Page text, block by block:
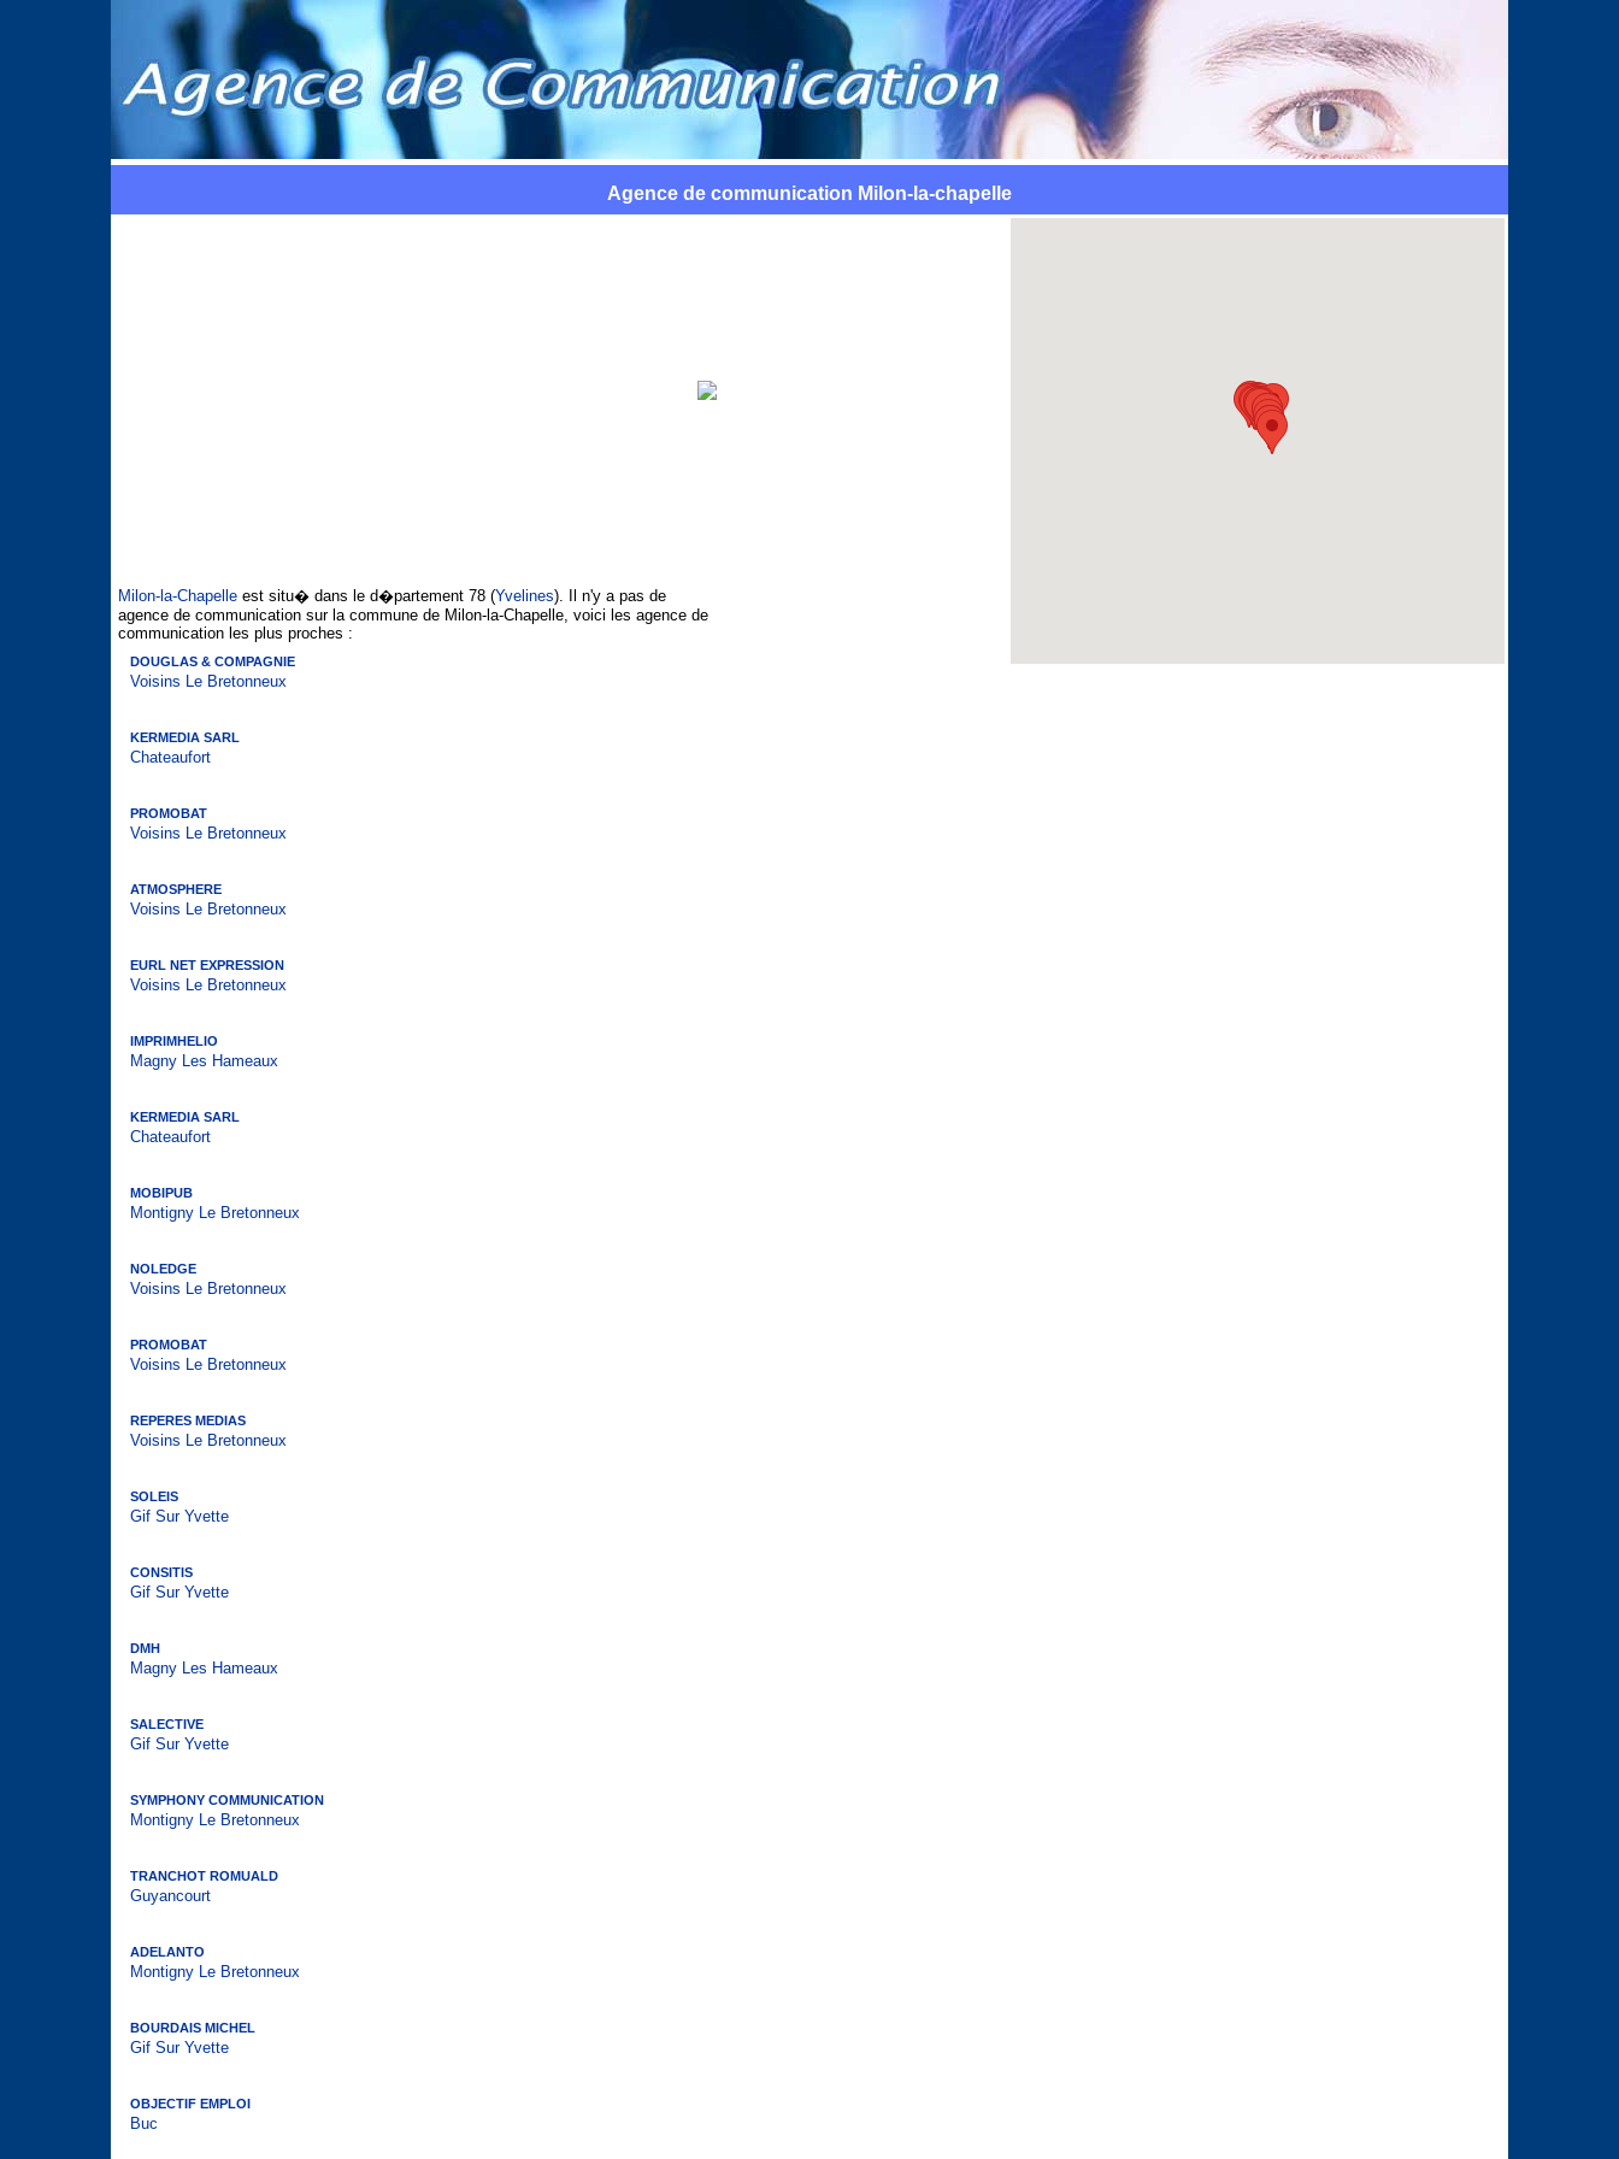
Agence de communication Milon-la-chapelle
Milon-la-Chapelle est situ� dans le d�partement 78 (Yvelines). Il n'y a pas de
agence de communication sur la commune de Milon-la-Chapelle, voici les agence de
communication les plus proches :
DOUGLAS & COMPAGNIE
Voisins Le Bretonneux
KERMEDIA SARL
Chateaufort
PROMOBAT
Voisins Le Bretonneux
ATMOSPHERE
Voisins Le Bretonneux
EURL NET EXPRESSION
Voisins Le Bretonneux
IMPRIMHELIO
Magny Les Hameaux
KERMEDIA SARL
Chateaufort
MOBIPUB
Montigny Le Bretonneux
NOLEDGE
Voisins Le Bretonneux
PROMOBAT
Voisins Le Bretonneux
REPERES MEDIAS
Voisins Le Bretonneux
SOLEIS
Gif Sur Yvette
CONSITIS
Gif Sur Yvette
DMH
Magny Les Hameaux
SALECTIVE
Gif Sur Yvette
SYMPHONY COMMUNICATION
Montigny Le Bretonneux
TRANCHOT ROMUALD
Guyancourt
ADELANTO
Montigny Le Bretonneux
BOURDAIS MICHEL
Gif Sur Yvette
OBJECTIF EMPLOI
Buc